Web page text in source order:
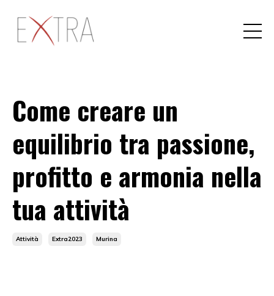
Come creare un
equilibrio tra passione,
profitto e armonia nella
tua attività
Attività Extra2023 Murina